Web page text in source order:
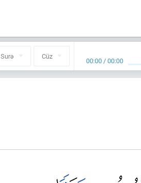
Surə Cüz 00:00 /00:00